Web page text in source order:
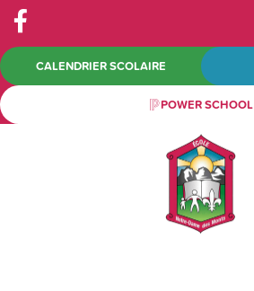
CALENDRIER SCOLAIRE
POWER SCHOOL